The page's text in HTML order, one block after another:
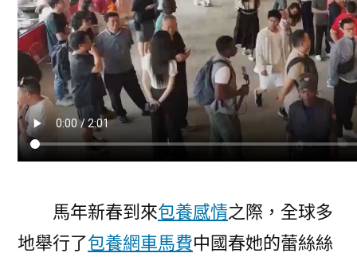
得
32;
年
夜
聯
地
舉
馬年新春到來包養感情之際，全球多
地舉行了包養網車馬費中國春她的蕾絲絲